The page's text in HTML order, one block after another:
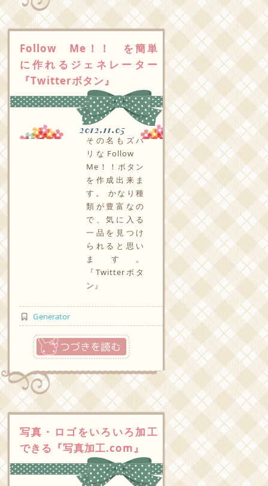
Follow Me！！ を簡単
に作れるジェネレーター
『Twitterボタン』
2012.11.05
その名もズバ
リなFollow
Me！！ボタン
を作成出来ま
す。 かなり種
類が豊富なの
で、気に入る
一品を見つけ
られると思い
ます。
『Twitterボタ
ン』
Generator
つづきを読む
写真・ロゴをいろいろ加工
できる『写真加工.com』